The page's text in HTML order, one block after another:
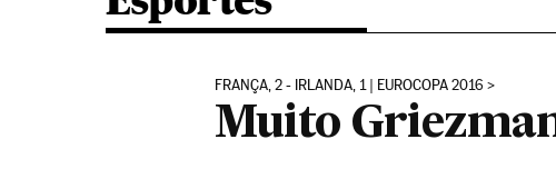
FRANÇA, 2 - IRLANDA, 1 | EUROCOPA 2016
Muito